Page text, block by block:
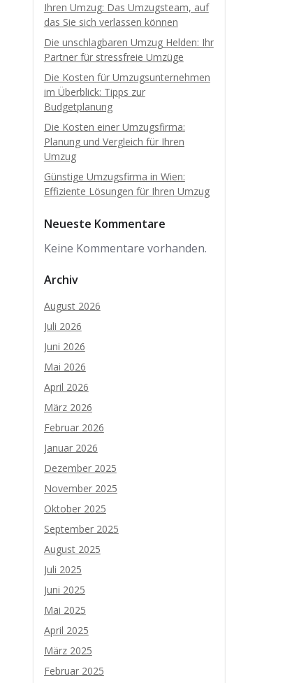
Ihren Umzug: Das Umzugsteam, auf
das Sie sich verlassen können
Die unschlagbaren Umzug Helden: Ihr
Partner für stressfreie Umzüge
Die Kosten für Umzugsunternehmen
im Überblick: Tipps zur
Budgetplanung
Die Kosten einer Umzugsfirma:
Planung und Vergleich für Ihren
Umzug
Günstige Umzugsfirma in Wien:
Effiziente Lösungen für Ihren Umzug
Neueste Kommentare
Keine Kommentare vorhanden.
Archiv
August 2026
Juli 2026
Juni 2026
Mai 2026
April 2026
März 2026
Februar 2026
Januar 2026
Dezember 2025
November 2025
Oktober 2025
September 2025
August 2025
Juli 2025
Juni 2025
Mai 2025
April 2025
März 2025
Februar 2025